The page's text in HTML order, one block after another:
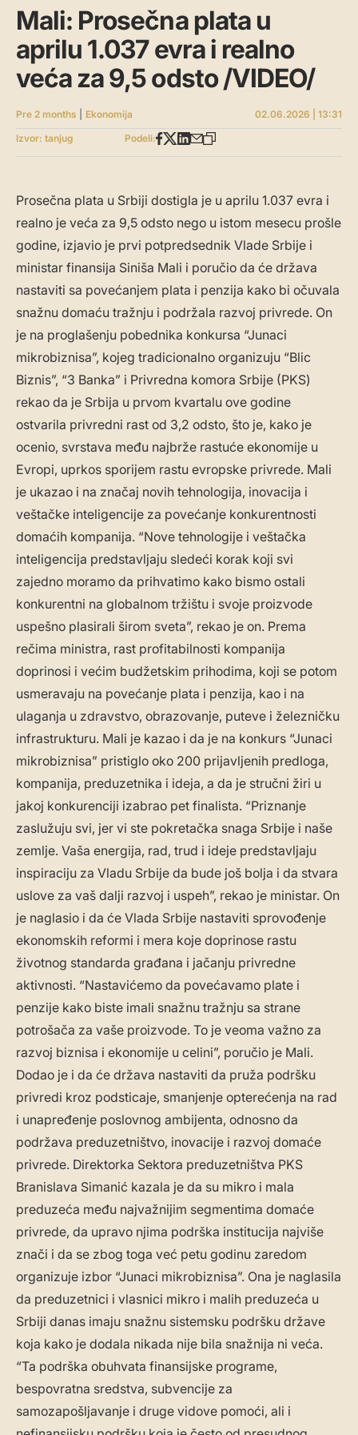
Mali: Prosečna plata u
aprilu 1.037 evra i realno
veća za 9,5 odsto /VIDEO/
Pre 2 months Ekonomija
02.06.2026 | 13:31
Izvor: tanjug
Podeli:
Prosečna plata u Srbiji dostigla je u aprilu 1.037 evra i
realno je veća za 9,5 odsto nego u istom mesecu prošle
godine, izjavio je prvi potpredsednik Vlade Srbije i
ministar finansija Siniša Mali i poručio da će država
nastaviti sa povećanjem plata i penzija kako bi očuvala
snažnu domaću tražnju i podržala razvoj privrede. On
je na proglašenju pobednika konkursa “Junaci
mikrobiznisa”, kojeg tradicionalno organizuju “Blic
Biznis”, “3 Banka” i Privredna komora Srbije (PKS)
rekao da je Srbija u prvom kvartalu ove godine
ostvarila privredni rast od 3,2 odsto, što je, kako je
ocenio, svrstava među najbrže rastuće ekonomije u
Evropi, uprkos sporijem rastu evropske privrede. Mali
je ukazao i na značaj novih tehnologija, inovacija i
veštačke inteligencije za povećanje konkurentnosti
domaćih kompanija. “Nove tehnologije i veštačka
inteligencija predstavljaju sledeći korak koji svi
zajedno moramo da prihvatimo kako bismo ostali
konkurentni na globalnom tržištu i svoje proizvode
uspešno plasirali širom sveta”, rekao je on. Prema
rečima ministra, rast profitabilnosti kompanija
doprinosi i većim budžetskim prihodima, koji se potom
usmeravaju na povećanje plata i penzija, kao i na
ulaganja u zdravstvo, obrazovanje, puteve i železničku
infrastrukturu. Mali je kazao i da je na konkurs “Junaci
mikrobiznisa” pristiglo oko 200 prijavljenih predloga,
kompanija, preduzetnika i ideja, a da je stručni žiri u
jakoj konkurenciji izabrao pet finalista. “Priznanje
zaslužuju svi, jer vi ste pokretačka snaga Srbije i naše
zemlje. Vaša energija, rad, trud i ideje predstavljaju
inspiraciju za Vladu Srbije da bude još bolja i da stvara
uslove za vaš dalji razvoj i uspeh”, rekao je ministar. On
je naglasio i da će Vlada Srbije nastaviti sprovođenje
ekonomskih reformi i mera koje doprinose rastu
životnog standarda građana i jačanju privredne
aktivnosti. “Nastavićemo da povećavamo plate i
penzije kako biste imali snažnu tražnju sa strane
potrošača za vaše proizvode. To je veoma važno za
razvoj biznisa i ekonomije u celini”, poručio je Mali.
Dodao je i da će država nastaviti da pruža podršku
privredi kroz podsticaje, smanjenje opterećenja na rad
i unapređenje poslovnog ambijenta, odnosno da
podržava preduzetništvo, inovacije i razvoj domaće
privrede. Direktorka Sektora preduzetništva PKS
Branislava Simanić kazala je da su mikro i mala
preduzeća među najvažnijim segmentima domaće
privrede, da upravo njima podrška institucija najviše
znači i da se zbog toga već petu godinu zaredom
organizuje izbor “Junaci mikrobiznisa”. Ona je naglasila
da preduzetnici i vlasnici mikro i malih preduzeća u
Srbiji danas imaju snažnu sistemsku podršku države
koja kako je dodala nikada nije bila snažnija ni veća.
“Ta podrška obuhvata finansijske programe,
bespovratna sredstva, subvencije za
samozapošljavanje i druge vidove pomoći, ali i